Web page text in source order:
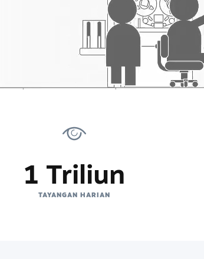
1 Triliun
TAYANGAN HARIAN